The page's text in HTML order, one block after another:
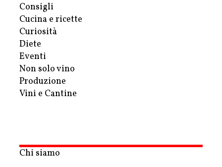
Consigli
Cucina e ricette
Curiosità
Diete
Eventi
Non solo vino
Produzione
Vini e Cantine
Chi siamo